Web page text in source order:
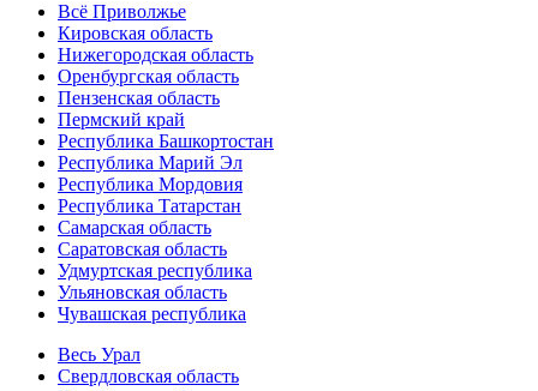
Всё Приволжье
Кировская область
Нижегородская область
Оренбургская область
Пензенская область
Пермский край
Республика Башкортостан
Республика Марий Эл
Республика Мордовия
Республика Татарстан
Самарская область
Саратовская область
Удмуртская республика
Ульяновская область
Чувашская республика
Весь Урал
Свердловская область